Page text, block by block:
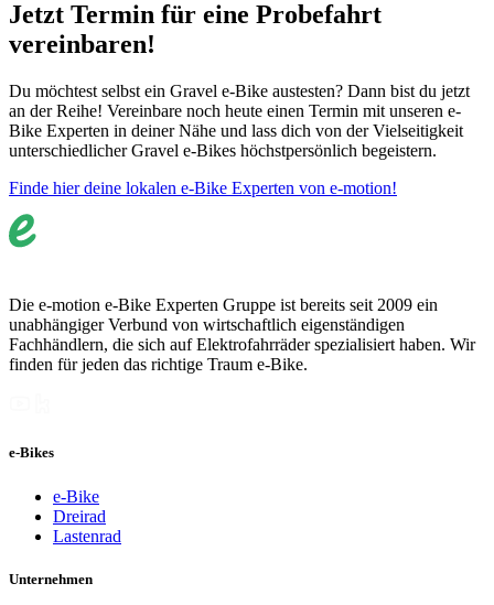
Jetzt Termin für eine Probefahrt
vereinbaren!
Du möchtest selbst ein Gravel e-Bike austesten? Dann bist du jetzt
an der Reihe! Vereinbare noch heute einen Termin mit unseren e-
Bike Experten in deiner Nähe und lass dich von der Vielseitigkeit
unterschiedlicher Gravel e-Bikes höchstpersönlich begeistern.
Finde hier deine lokalen e-Bike Experten von e-motion!
Die e-motion e-Bike Experten Gruppe ist bereits seit 2009 ein
unabhängiger Verbund von wirtschaftlich eigenständigen
Fachhändlern, die sich auf Elektrofahrräder spezialisiert haben. Wir
finden für jeden das richtige Traum e-Bike.
e-Bikes
e-Bike
Dreirad
Lastenrad
Unternehmen